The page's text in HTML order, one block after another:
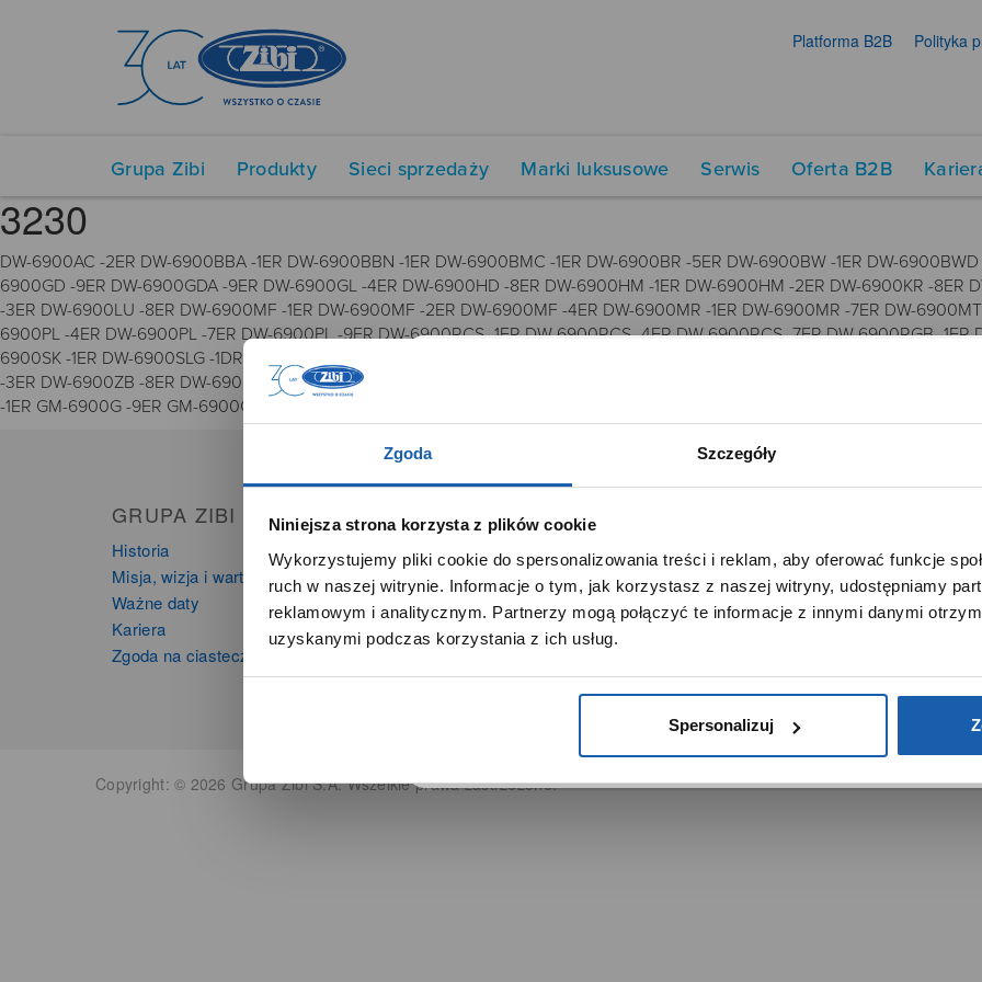
Zgoda Szczegóły
Niniejsza strona korzysta z plików cookie
Wykorzystujemy pliki cookie do spersonalizowania treści i reklam, aby oferować funkcje
ruch w naszej witrynie. Informacje o tym, jak korzystasz z naszej witryny, udostępniamy
reklamowym i analitycznym. Partnerzy mogą połączyć te informacje z innymi danymi
uzyskanymi podczas korzystania z ich usług.
Spersonalizuj
Platforma B2B Polityka
Grupa Zibi Produkty Sieci sprzedaży Marki luksusowe Serwis Oferta B2B
3230
DW-6900AC -2ER DW-6900BBA -1ER DW-6900BBN -1ER DW-6900BMC -1ER DW-6900BR -5ER DW-6900BW -1ER DW-
6900GD -9ER DW-6900GDA -9ER DW-6900GL -4ER DW-6900HD -8ER DW-6900HM -1ER DW-6900HM -2ER DW-6900KR -8ER
-3ER DW-6900LU -8ER DW-6900MF -1ER DW-6900MF -2ER DW-6900MF -4ER DW-6900MR -1ER DW-6900MR -7ER DW-
6900PL -4ER DW-6900PL -7ER DW-6900PL -9ER DW-6900RCS -1ER DW-6900RCS -4ER DW-6900RCS -7ER DW-6900RGB -
6900SK -1ER DW-6900SLG -1DR DW-6900SN -1ER DW-6900SN -3ER DW-6900SN -4ER DW-6900SN -7ER DW-6900TD -4ER
-3ER DW-6900ZB -8ER DW-6900ZB -9ER DW-6901UD -3ER DW-6930A -4ER DW-6930C -1ER DW-6930D -1ER DW-6935C -4ER
-1ER GM-6900G -9ER GM-6900GDA -9ER GM-6900SCM -1ER GM-6900SG -9ER MTP-1372L -9BVEF 1289 3230 3530 3230 5340
GRUPA ZIBI
Historia
Misja, wizja i wartości Grupy Zibi
Ważne daty
Kariera
Zgoda na ciasteczka
PRODUKTY
Zegarki
Instrumenty muzyczne
Kalkulatory
Oferta dla firm
Time Trend
Salony muzyczne Riff
Noble Place
Copyright: © 2026 Grupa Zibi S.A. Wszelkie prawa zastrzeżone.
SZANOWNA UŻYTKOWNICZKO
Używamy plików cookie w celach analitycznych, statystycznych
marketingowych, w tym aby analizować ruch w tej witrynie,
optymalizować jej działanie oraz zapamiętywać Twoje preferencje.
DOWIEDZ SIĘ WIĘCEJ PRZEJDŹ DO SERWISU